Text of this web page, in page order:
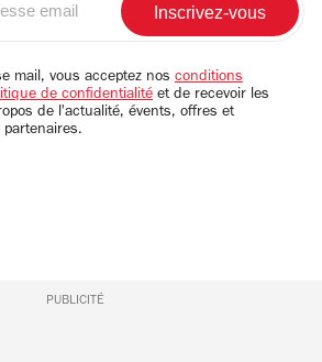
mail, vous acceptez nos conditions
de confidentialité et de recevoir les
de l'actualité, évents, offres et
partenaires.
PUBLICITÉ